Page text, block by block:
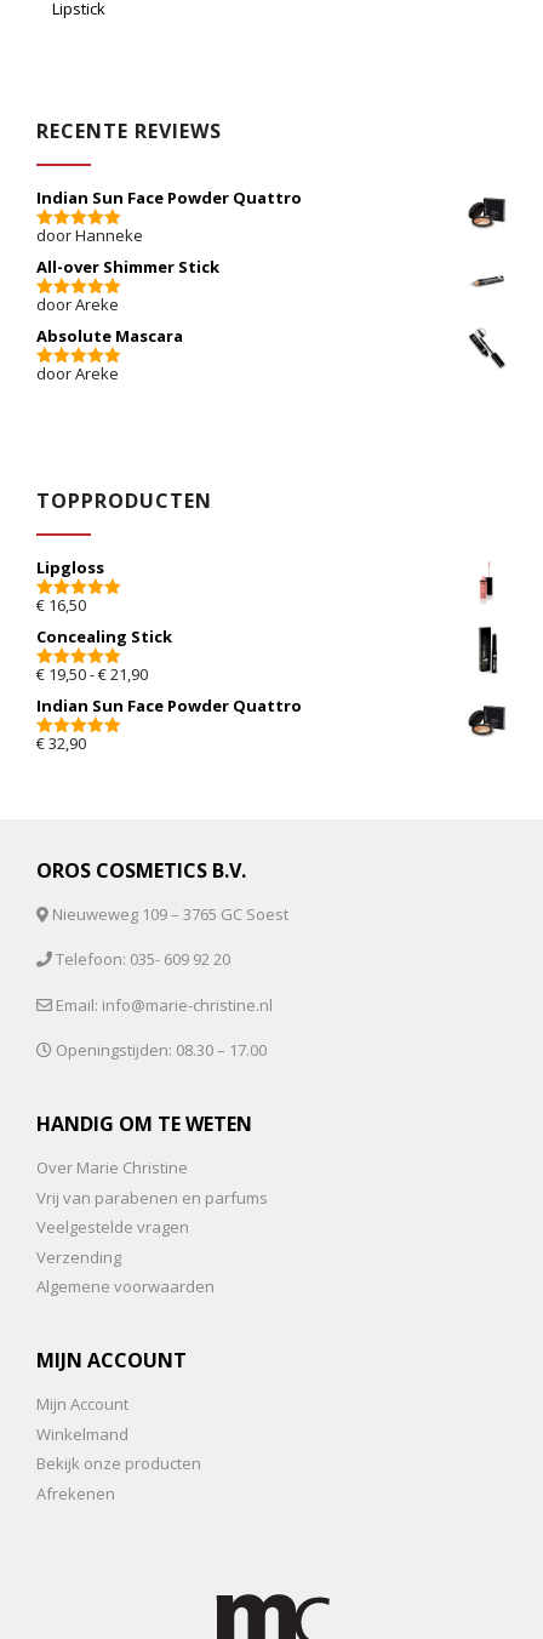
Lipstick
RECENTE REVIEWS
Indian Sun Face Powder Quattro
5van 5
door Hanneke
All-over Shimmer Stick
5van 5
door Areke
Absolute Mascara
5van 5
door Areke
TOPPRODUCTEN
Lipgloss
5.00van 5
€ 16,50
Concealing Stick
5.00van 5
€ 19,50-€21,90Prijsklasse: € 19,50 tot € 21,90
Indian Sun Face Powder Quattro
5.00van 5
€32,90
OROS COSMETICS B.V.
Nieuweweg 109 – 3765 GC Soest
Telefoon: 035- 609 92 20
Email: info@marie-christine.nl
Openingstijden: 08.30 – 17.00
HANDIG OM TE WETEN
Over Marie Christine
Vrij van parabenen en parfums
Veelgestelde vragen
Verzending
Algemene voorwaarden
MIJN ACCOUNT
Mijn Account
Winkelmand
Bekijk onze producten
Afrekenen